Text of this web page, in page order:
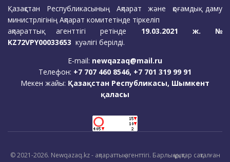
Қазақстан Республикасының Ақпарат және қоғамдық даму
министрлігінің Ақпарат комитетінде тіркеліп
ақпараттық агенттігі ретінде 19.03.2021 ж. №
KZ72VPY00033653 куәлігі берілді.
E-mail: newqazaq@mail.ru
Телефон: +7 707 460 8546, +7 701 319 99 91
Мекен жайы: Қазақстан Республикасы, Шымкент
қаласы
© 2021-2026. Newqazaq.kz - ақпараттық агенттігі. Барлық құқықтар сақталған